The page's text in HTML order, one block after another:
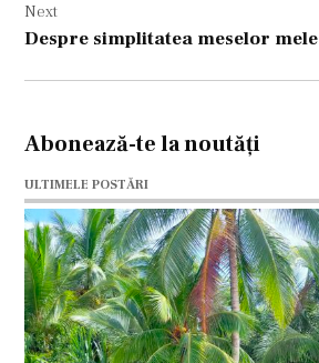
Next
Despre simplitatea meselor mele
Abonează-te la noutăți
ULTIMELE POSTĂRI